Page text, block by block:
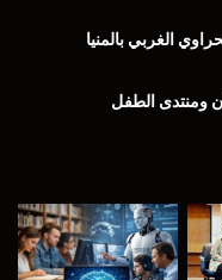
ومنتدى الطفل